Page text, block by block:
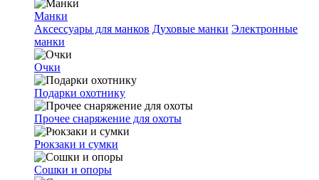
Манки
Аксессуары для манков Духовые манки Электронные
манки
Очки
Подарки охотнику
Прочее снаряжение для охоты
Рюкзаки и сумки
Сошки и опоры